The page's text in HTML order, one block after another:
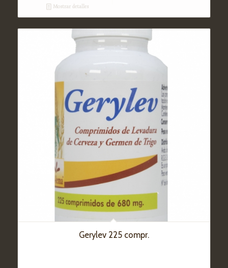
Mostrar detalles
Gerylev 225 compr.